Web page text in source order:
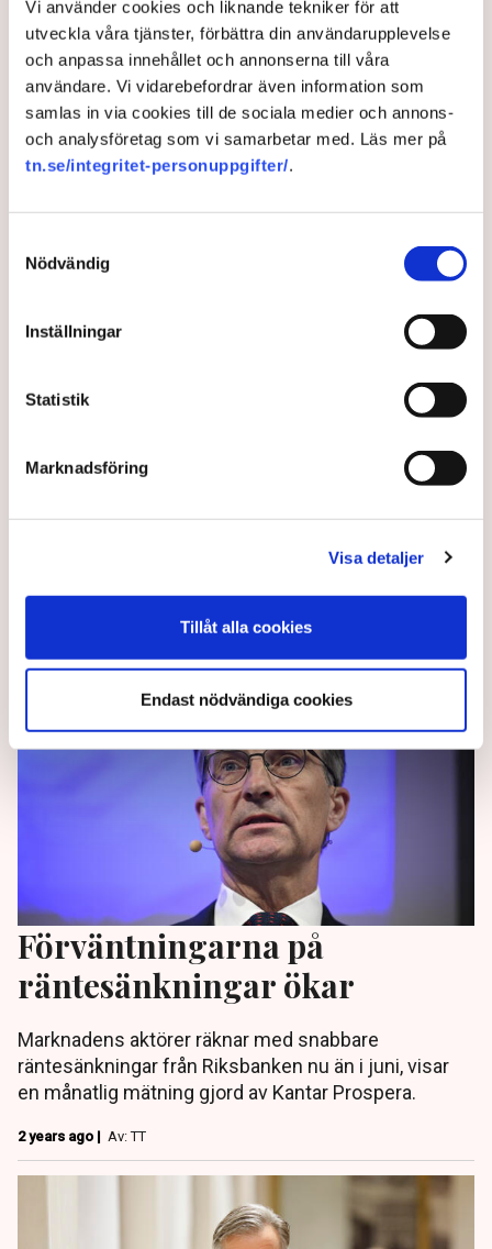
Vi använder cookies och liknande tekniker för att
utveckla våra tjänster, förbättra din användarupplevelse
och anpassa innehållet och annonserna till våra
användare. Vi vidarebefordrar även information som
samlas in via cookies till de sociala medier och annons-
och analysföretag som vi samarbetar med. Läs mer på
tn.se/integritet-personuppgifter/.
Nödvändig
Inställningar
Statistik
Marknadsföring
Visa detaljer
Tillåt alla cookies
Endast nödvändiga cookies
varit den sista för denna räntecykel.
1 year ago | Av: TT
Fed-chef: Räntesänkning
Austan Goolsbee, medlem i den amerikanska
osäkerheten kring handelspolitiken avtar, rapporterar
Förväntningarna på
räntesänkningar ökar
Marknadens aktörer räknar med snabbare
räntesänkningar från Riksbanken nu än i juni, visar
en månatlig mätning gjord av Kantar Prospera.
2 years ago | Av: TT